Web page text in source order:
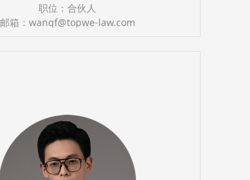
职位：合伙人
邮箱：wangf@topwe-law.com